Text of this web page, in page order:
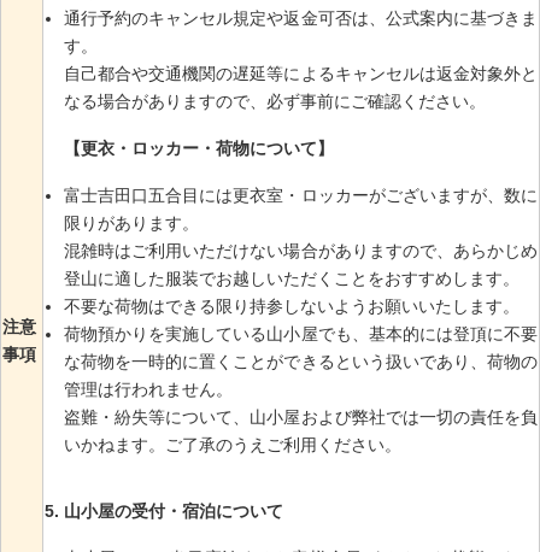
注意
事項
通行予約のキャンセル規定や返金可否は、公式案内に基づきま
す。
自己都合や交通機関の遅延等によるキャンセルは返金対象外と
なる場合がありますので、必ず事前にご確認ください。
【更衣・ロッカー・荷物について】
富士吉田口五合目には更衣室・ロッカーがございますが、数に
限りがあります。
混雑時はご利用いただけない場合がありますので、あらかじめ
登山に適した服装でお越しいただくことをおすすめします。
不要な荷物はできる限り持参しないようお願いいたします。
荷物預かりを実施している山小屋でも、基本的には登頂に不要
な荷物を一時的に置くことができるという扱いであり、荷物の
管理は行われません。
盗難・紛失等について、山小屋および弊社では一切の責任を負
いかねます。ご了承のうえご利用ください。
山小屋の受付・宿泊について